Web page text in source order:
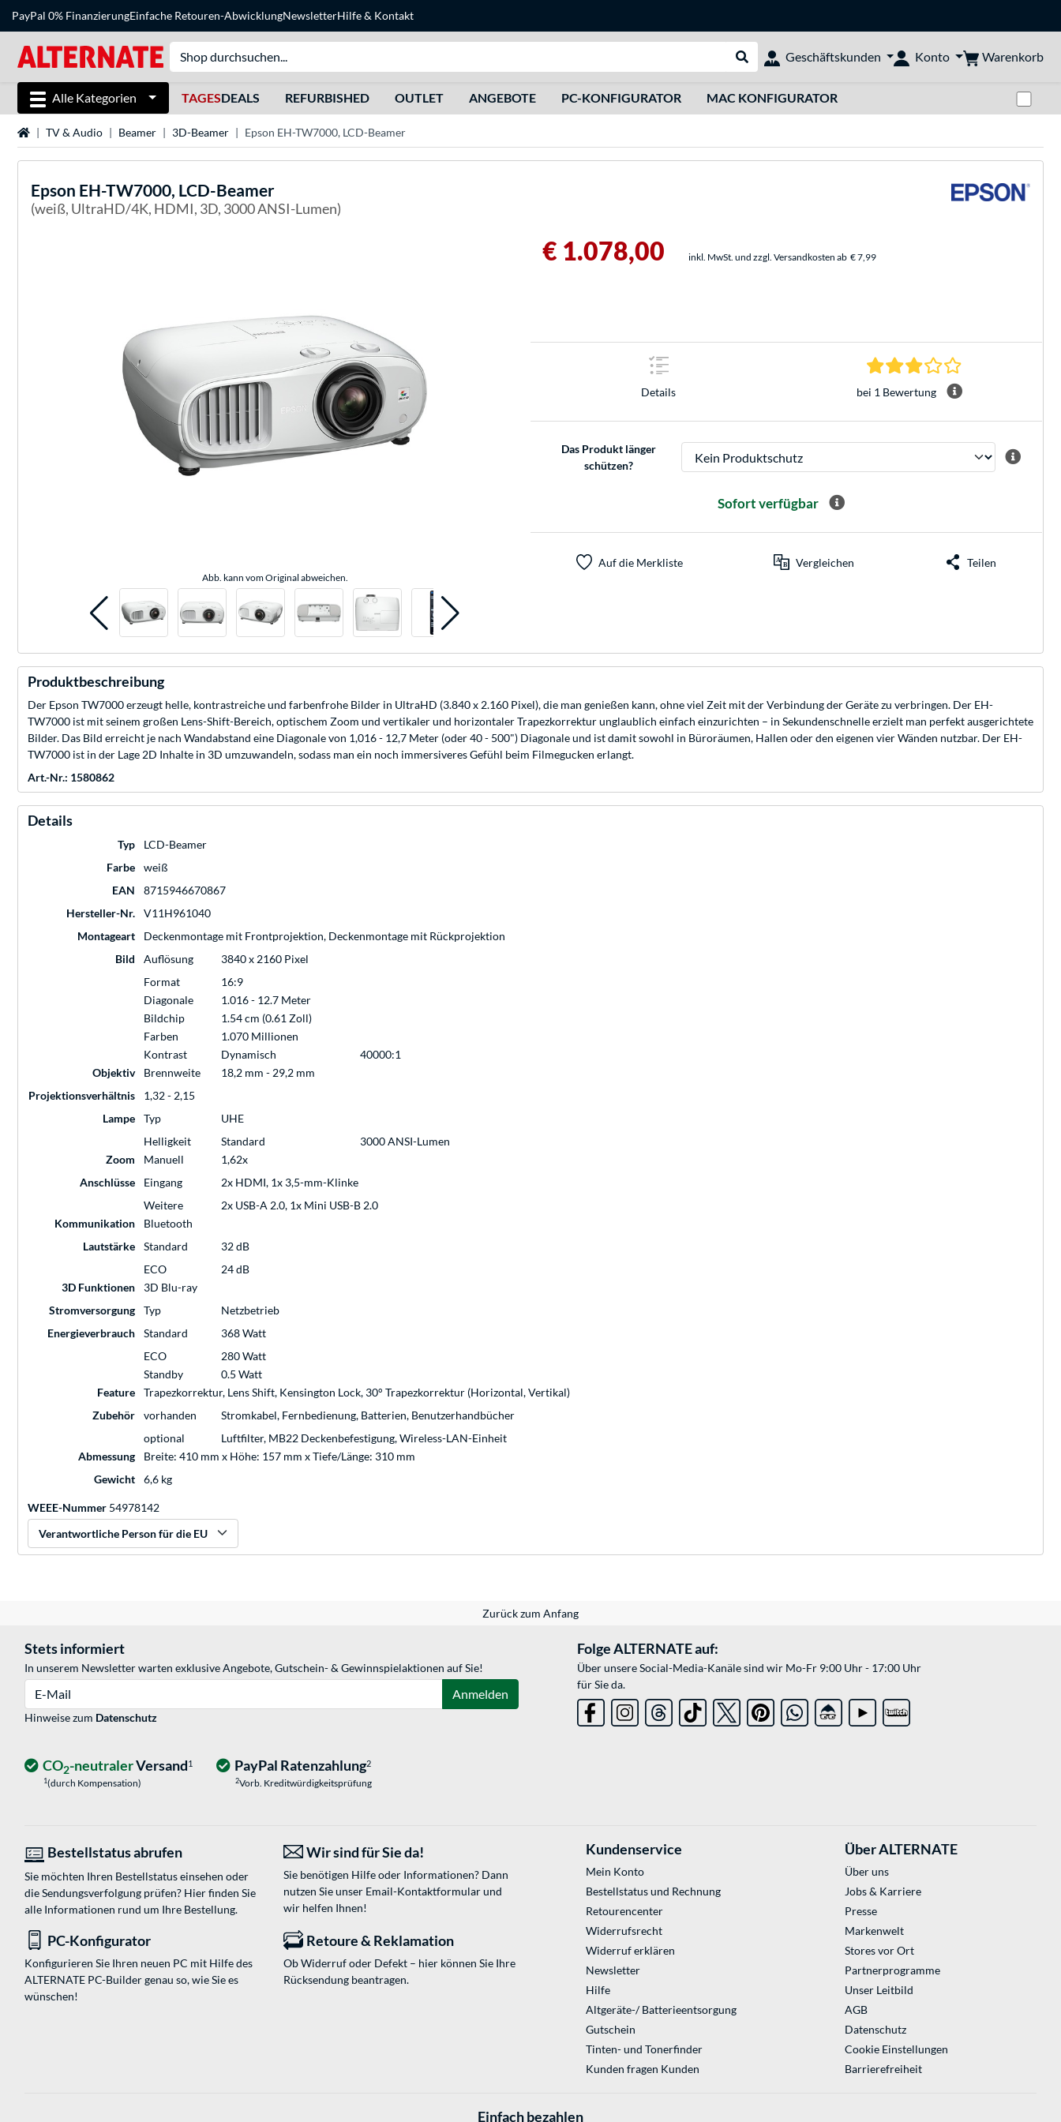
PayPal 0% FinanzierungEinfache Retouren-AbwicklungNewsletterHilfe& Kontakt
Suche durchführen
Geschäftskunden Konto Warenkorb
Alle Kategorien TAGESDEALS REFURBISHED OUTLET ANGEBOTE PC-KONFIGURATOR MAC KONFIGURATOR
StartseiteTV & Audio Beamer 3D-Beamer Epson EH-TW7000, LCD-Beamer
Epson EH-TW7000, LCD-Beamer
(weiß, UltraHD/4K, HDMI, 3D, 3000 ANSI-Lumen)
Abb. kann vom Original abweichen.
€ 1.078,00 inkl. MwSt. und zzgl. Versandkosten ab € 7,99
Details
3.0 Sterne bei 1
bei 1 Bewertung
Das Produkt länger
schützen?
Sofort verfügbar
Auf die Merkliste Vergleichen Teilen
Produktbeschreibung
Der Epson TW7000 erzeugt helle, kontrastreiche und farbenfrohe Bilder in UltraHD (3.840 x 2.160 Pixel), die man genießen kann, ohne viel Zeit mit der Verbindung der Geräte zu verbringen. Der EH-
TW7000 ist mit seinem großen Lens-Shift-Bereich, optischem Zoom und vertikaler und horizontaler Trapezkorrektur unglaublich einfach einzurichten – in Sekundenschnelle erzielt man perfekt ausgerichtete
Bilder. Das Bild erreicht je nach Wandabstand eine Diagonale von 1,016 - 12,7 Meter (oder 40 - 500") Diagonale und ist damit sowohl in Büroräumen, Hallen oder den eigenen vier Wänden nutzbar. Der EH-
TW7000 ist in der Lage 2D Inhalte in 3D umzuwandeln, sodass man ein noch immersiveres Gefühl beim Filmegucken erlangt.
Art.-Nr.: 1580862
Details
Typ
LCD-Beamer
Farbe
weiß
EAN
8715946670867
Hersteller-Nr.
V11H961040
Montageart
Deckenmontage mit Frontprojektion, Deckenmontage mit Rückprojektion
Bild
Auflösung
3840 x 2160 Pixel
Format
16:9
Diagonale
1.016 - 12.7 Meter
Bildchip
1.54 cm (0.61 Zoll)
Farben
1.070 Millionen
Kontrast
Dynamisch
40000:1
Objektiv
Brennweite
18,2 mm - 29,2 mm
Projektionsverhältnis
1,32 - 2,15
Lampe
Typ
UHE
Helligkeit
Standard
3000 ANSI-Lumen
Zoom
Manuell
1,62x
Anschlüsse
Eingang
2x HDMI, 1x 3,5-mm-Klinke
Weitere
2x USB-A 2.0, 1x Mini USB-B 2.0
Kommunikation
Bluetooth
Lautstärke
Standard
32 dB
ECO
24 dB
3D Funktionen
3D Blu-ray
Stromversorgung
Typ
Netzbetrieb
Energieverbrauch
Standard
368 Watt
ECO
280 Watt
Standby
0.5 Watt
Feature
Trapezkorrektur, Lens Shift, Kensington Lock, 30° Trapezkorrektur (Horizontal, Vertikal)
Zubehör
vorhanden
Stromkabel, Fernbedienung, Batterien, Benutzerhandbücher
optional
Luftfilter, MB22 Deckenbefestigung, Wireless-LAN-Einheit
Abmessung
Breite: 410 mm x Höhe: 157 mm x Tiefe/Länge: 310 mm
Gewicht
6,6 kg
WEEE-Nummer 54978142
Verantwortliche Person für die EU
Zurück zum Anfang
Stets informiert
In unserem Newsletter warten exklusive Angebote, Gutschein- & Gewinnspielaktionen auf Sie!
Anmelden
Hinweise zum Datenschutz
Folge ALTERNATE auf:
Über unsere Social-Media-Kanäle sind wir Mo-Fr 9:00 Uhr - 17:00 Uhr
für Sie da.
CO2-neutralerVersand1
1(durch Kompensation)
PayPal Ratenzahlung2
2Vorb. Kreditwürdigkeitsprüfung
Bestellstatus abrufen
Sie möchten Ihren Bestellstatus einsehen oder
die Sendungsverfolgung prüfen? Hier finden Sie
alle Informationen rund um Ihre Bestellung.
Wir sind für Sie da!
Sie benötigen Hilfe oder Informationen? Dann
nutzen Sie unser Email-Kontaktformularund
wir helfen Ihnen!
PC-Konfigurator
Konfigurieren Sie Ihren neuen PC mit Hilfe des
ALTERNATE PC-Builder genau so, wie Sie es
wünschen!
Retoure & Reklamation
Ob Widerruf oder Defekt – hier können Sie Ihre
Rücksendung beantragen.
Kundenservice
Mein Konto
Bestellstatus und Rechnung
Retourencenter
Widerrufsrecht
Widerruf erklären
Newsletter
Hilfe
Altgeräte-/ Batterieentsorgung
Gutschein
Tinten- und Tonerfinder
Kunden fragen Kunden
Über ALTERNATE
Über uns
Jobs & Karriere
Presse
Markenwelt
Stores vor Ort
Partnerprogramme
Unser Leitbild
AGB
Datenschutz
Cookie Einstellungen
Barrierefreiheit
Einfach bezahlen